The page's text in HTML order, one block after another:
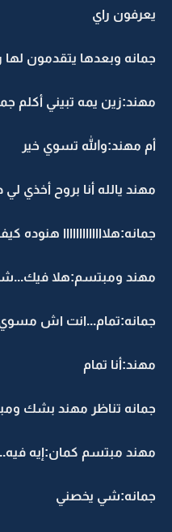
يعرفون راي
جمانه وبعدها يتقدمون
مهند:زين يمه تبيني أكلم
أم مهند:والله تسوي خير
مهند يالله أنا بروح أخذي
جمانه:هلااااااااااااا هنوده
مهند ومبتسم:هلا
جمانه:تمام...انت اش
مهند:أنا تمام
جمانه تناظر مهند بشك
مهند مبتسم كمان:إيه
جمانه:شي يخصني